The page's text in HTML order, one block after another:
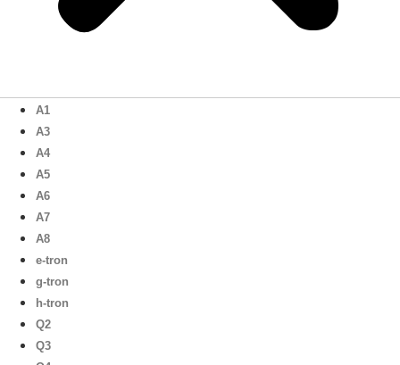
A1
A3
A4
A5
A6
A7
A8
e-tron
g-tron
h-tron
Q2
Q3